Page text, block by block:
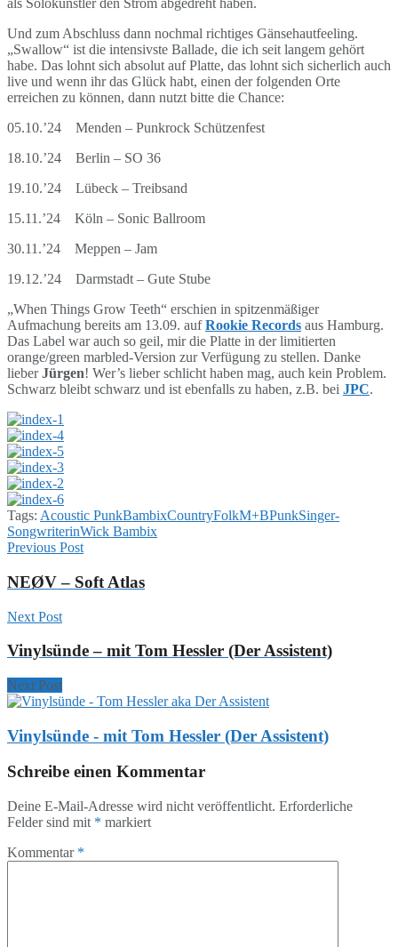
als Solokünstler den Strom abgedreht haben.
Und zum Abschluss dann nochmal richtiges Gänsehautfeeling.
„Swallow“ ist die intensivste Ballade, die ich seit langem gehört
habe. Das lohnt sich absolut auf Platte, das lohnt sich sicherlich auch
live und wenn ihr das Glück habt, einen der folgenden Orte
erreichen zu können, dann nutzt bitte die Chance:
05.10.’24 Menden – Punkrock Schützenfest
18.10.’24 Berlin – SO 36
19.10.’24 Lübeck – Treibsand
15.11.’24 Köln – Sonic Ballroom
30.11.’24 Meppen – Jam
19.12.’24 Darmstadt – Gute Stube
„When Things Grow Teeth“ erschien in spitzenmäßiger
Aufmachung bereits am 13.09. aufRookie Records aus Hamburg.
Das Label war auch so geil, mir die Platte in der limitierten
orange/green marbled-Version zur Verfügung zu stellen. Danke
lieberJürgen! Wer’s lieber schlicht haben mag, auch kein Problem.
Schwarz bleibt schwarz und ist ebenfalls zu haben, z.B. bei JPC.
Tags: Acoustic PunkBambixCountryFolkM+BPunkSinger-
SongwriterinWick Bambix
Previous Post
NEØV – Soft Atlas
Next Post
Vinylsünde – mit Tom Hessler (Der Assistent)
Next Post
Vinylsünde - mit Tom Hessler (Der Assistent)
Schreibe einen Kommentar
Deine E-Mail-Adresse wird nicht veröffentlicht. Erforderliche
Felder sind mit * markiert
Kommentar *